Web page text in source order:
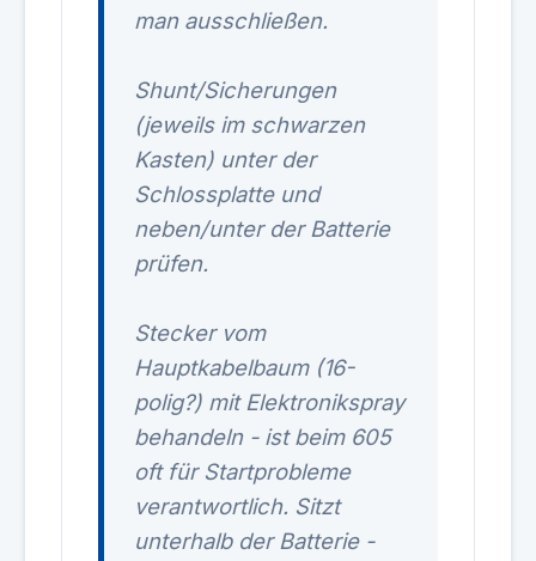
man ausschließen.
Shunt/Sicherungen
(jeweils im schwarzen
Kasten) unter der
Schlossplatte und
neben/unter der Batterie
prüfen.
Stecker vom
Hauptkabelbaum (16-
polig?) mit Elektronikspray
behandeln - ist beim 605
oft für Startprobleme
verantwortlich. Sitzt
unterhalb der Batterie -